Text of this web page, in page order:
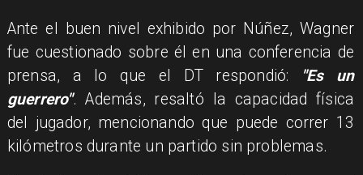
​Ante el buen nivel exhibido por Núñez, Wagner
fue cuestionado sobre él en una conferencia de
prensa, a lo que el DT respondió:
"Es un
guerrero". Además, resaltó la capacidad física
del jugador, mencionando que puede correr 13
kilómetros durante un partido sin problemas.